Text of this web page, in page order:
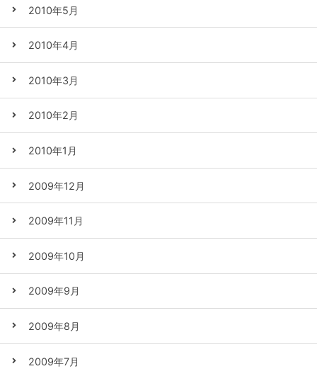
2010年5月
2010年4月
2010年3月
2010年2月
2010年1月
2009年12月
2009年11月
2009年10月
2009年9月
2009年8月
2009年7月